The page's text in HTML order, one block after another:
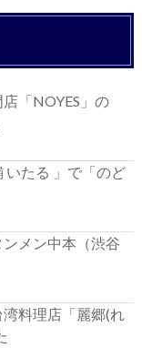
「NOYES」の
いたる 」で「のど
メン中本（渋谷
料理店「麗郷(れ